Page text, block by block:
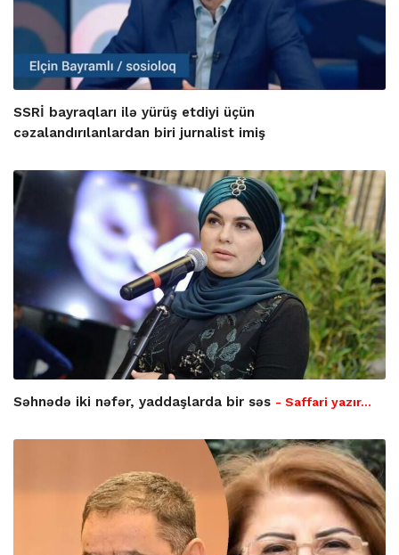
SSRİ bayraqları ilə yürüş etdiyi üçün
cəzalandırılanlardan biri jurnalist imiş
Səhnədə iki nəfər, yaddaşlarda bir səs - Saffari yazır…